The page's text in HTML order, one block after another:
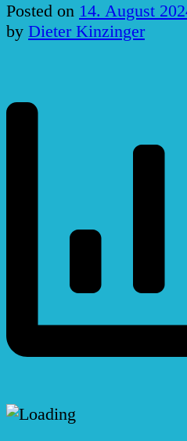
Posted on 14. August
by Dieter Kinzinger